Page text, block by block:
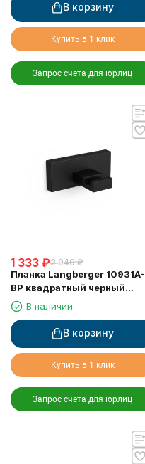
В корзину
Купить в 1 клик
Запрос счета для юрлиц
1 333 ₽2 940 ₽
Планка Langberger 10931A-
BP квадратный черный
матовый 1 крючок
В наличии
В корзину
Купить в 1 клик
Запрос счета для юрлиц